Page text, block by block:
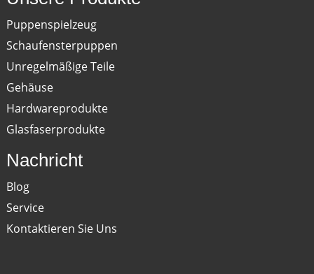
Puppenspielzeug
Schaufensterpuppen
Unregelmäßige Teile
Gehäuse
Hardwareprodukte
Glasfaserprodukte
Nachricht
Blog
Service
Kontaktieren Sie Uns